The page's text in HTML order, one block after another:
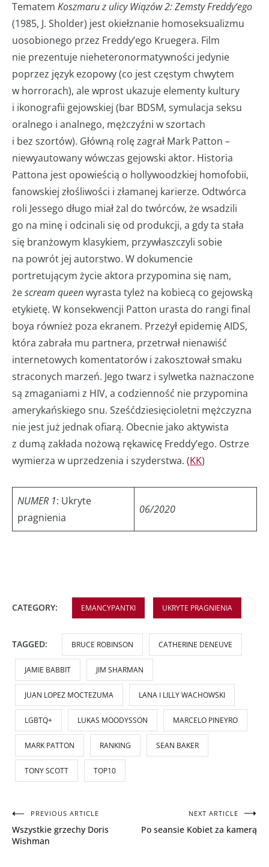
Tematem Koszmaru z ulicy Wiązów 2: Zemsty Freddy’ego
(1985, J. Sholder) jest okiełznanie homoseksualizmu
uosobionego przez Freddy’ego Kruegera. Film
nie prezentuje nieheteronormatywności jedynie
poprzez język ezopowy (co jest częstym chwytem
w horrorach), ale wprost ukazuje elementy kultury
i ikonografii gejowskiej (bar BDSM, symulacja seksu
oralnego i analnego, mężczyźni w szortach
i bez szortów). Główną rolę zagrał Mark Patton –
niewyautowany wówczas gejowski aktor. Historia
Pattona jest opowieścią o hollywoodzkiej homofobii,
fanowskiej złośliwości i złamanej karierze. Odtwórca
roli Jessego długo miał żal do twórców, że wsadzili
go na minę i odcinali się od produkcji, a gdy ta stała
się branżowym klasykiem, przywłaszczyli sobie
na powrót jej autorstwo. W dokumencie
portretującym życie aktora przypomina się nam,
żescream queenwyrasta tyleż na kobiecą co gejowską
etykietę. W konsekwencji Patton urasta do rangi final
boya również poza ekranem. Przeżył epidemię AIDS,
która zabrała mu partnera, przetrwał nienawiść
internetowych komentatorów i zakosztował smaku
straconych marzeń. Jego twarz i sylwetka naznaczone
są zmaganiami z HIV, a codzienność nie przypomina
amerykańskiego snu. Sześćdziesięcioletni mężczyzna
nie jest już jednak ofiarą. Obecnie jako aktywista
z dumą zakłada nożową rękawicę Freddy’ego. Ostrze
wymierza w uprzedzenia i szyderstwa. (KK)
NUMER 1: Ukryte
pragnienia
06/2020
CATEGORY: EMANCYPANTKI UKRYTE PRAGNIENIA
TAGGED: BRUCE ROBINSON CATHERINE DENEUVE
JAMIE BABBIT JIM SHARMAN
JUAN LOPEZ MOCTEZUMA LANA I LILLY WACHOWSKI
LGBTQ+ LUKAS MOODYSSON MARCELO PINEYRO
MARK PATTON RANKING SEAN BAKER
TONY SCOTT TOP10
Nawigacja
wpisu
PREVIOUS ARTICLE
Wszystkie grzechy Doris
Wishman
NEXT ARTICLE
Po seansie Kobiet za kamerą